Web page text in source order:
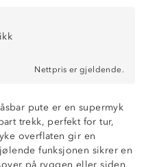
Nettpris er gjeldende.
pute er en supermyk
trekk, perfekt for tur,
overflaten gir en
funksjonen sikrer en
på ryggen eller siden.